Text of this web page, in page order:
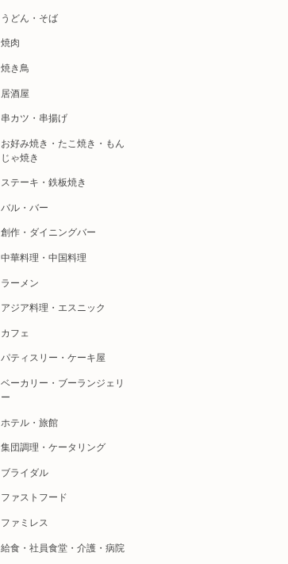
うどん・そば
焼肉
焼き鳥
居酒屋
串カツ・串揚げ
お好み焼き・たこ焼き・もん
じゃ焼き
ステーキ・鉄板焼き
バル・バー
創作・ダイニングバー
中華料理・中国料理
ラーメン
アジア料理・エスニック
カフェ
パティスリー・ケーキ屋
ベーカリー・ブーランジェリ
ー
ホテル・旅館
集団調理・ケータリング
ブライダル
ファストフード
ファミレス
給食・社員食堂・介護・病院